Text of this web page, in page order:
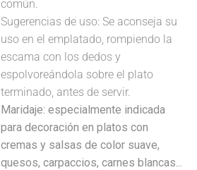
común.
Sugerencias de uso: Se aconseja su
uso en el emplatado, rompiendo la
escama con los dedos y
espolvoreándola sobre el plato
terminado, antes de servir.
Maridaje: especialmente indicada
para decoración en platos con
cremas y salsas de color suave,
quesos, carpaccios, carnes blancas...